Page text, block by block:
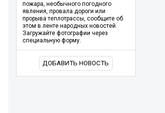
пожара, необычного погодного
явления, провала дороги или
прорыва теплотрассы, сообщите об
этом в ленте народных новостей.
Загружайте фотографии через
специальную форму.
ДОБАВИТЬ НОВОСТЬ